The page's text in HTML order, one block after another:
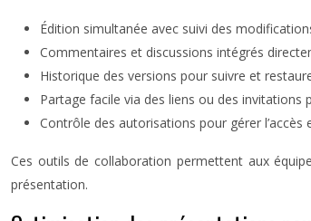
Édition simultanée avec suivi des
Commentaires et discussions intégrés
Historique des versions pour suivre et
Partage facile via des liens ou des invitations
Contrôle des autorisations pour gérer l’accès
Ces outils de collaboration permettent aux
présentation.